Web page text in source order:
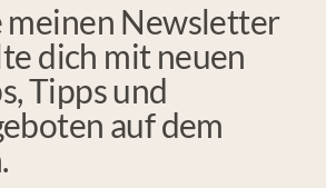
Newsletter
dich mit neuen
Tipps und
auf dem